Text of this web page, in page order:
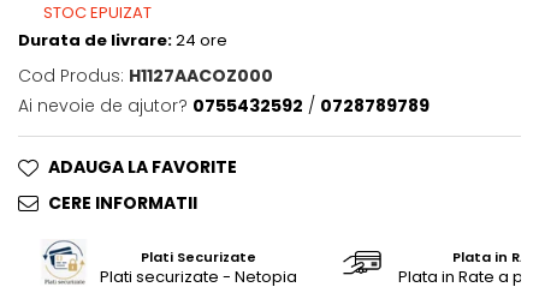
Saltele masa de infasat
Monitorizare video
Perne pentru bebe
Pilote
Piscine cu bile
Pompe de san
Saltele patut
Protectie saltea patut
STOC EPUIZAT
Durata de livrare:24 ore
Cod Produs: H1127AACOZ000
Ai nevoie de ajutor? 0755432592 / 0728789789
ADAUGA LA FAVORITE
CERE INFORMATII
Plati Securizate
Plati securizate - Netopia
Plata in
Plata in Rate a